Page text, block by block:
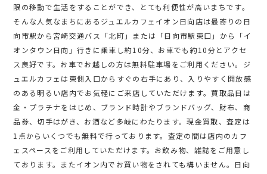
限の移動で生活をすることができ、とても利便性が高いまちです。
そんな人気なまちにあるジュエルカフェイオン日向店は最寄りの日
向市駅から宮崎交通バス「北町」または「日向市駅東口」から「イ
オンタウン日向」行きに乗車し約10分、お車でも約10分とアクセ
ス良好です。お車でお越しの方は無料駐車場をご利用ください。ジ
ュエルカフェは東側入口からすぐの右手にあり、入りやすく開放感
のある明るい店内でお気軽にご来店していただけます。買取品目は
金・プラチナをはじめ、ブランド時計やブランドバッグ、財布、商
品券、切手はがき、お酒など多岐にわたります。現金買取、査定は
1点からいくつでも無料で行っております。査定の間は店内のカフ
ェスペースをご利用していただけます。お飲み物、雑誌をご用意し
ております。またイオン内でお買い物をされても構いません。日向